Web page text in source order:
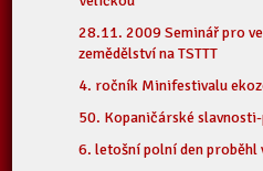
28.11. 2009 Seminář pro
zemědělství na TSTTT
4. ročník Minifestivalu
50. Kopaničárské
6. letošní polní den proběhl